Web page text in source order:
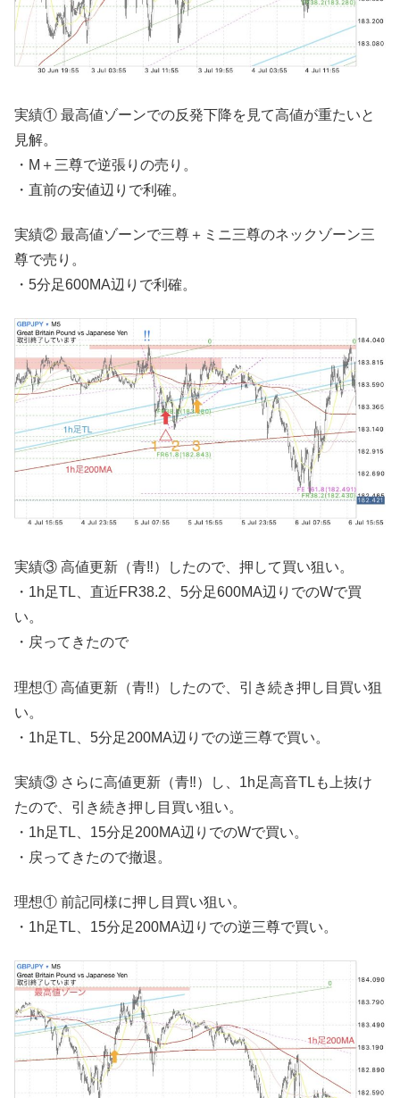
実績① 最高値ゾーンでの反発下降を見て高値が重たいと
見解。
・M＋三尊で逆張りの売り。
・直前の安値辺りで利確。
実績② 最高値ゾーンで三尊＋ミニ三尊のネックゾーン三
尊で売り。
・5分足600MA辺りで利確。
実績③ 高値更新（青‼︎）したので、押して買い狙い。
・1h足TL、直近FR38.2、5分足600MA辺りでのWで買
い。
・戻ってきたので
理想① 高値更新（青‼︎）したので、引き続き押し目買い狙
い。
・1h足TL、5分足200MA辺りでの逆三尊で買い。
実績③ さらに高値更新（青‼︎）し、1h足高音TLも上抜け
たので、引き続き押し目買い狙い。
・1h足TL、15分足200MA辺りでのWで買い。
・戻ってきたので撤退。
理想① 前記同様に押し目買い狙い。
・1h足TL、15分足200MA辺りでの逆三尊で買い。